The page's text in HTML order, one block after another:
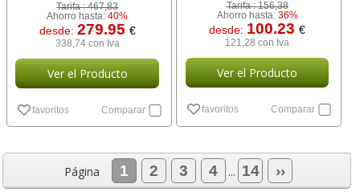
Tarifa :467,83
Ahorro hasta:40%
desde: 279.95 €
338,74 con Iva
Ver el Producto
favoritos Comparar
Tarifa :156,38
Ahorro hasta: 36%
desde: 100.23€
121,28 con Iva
Ver el Producto
favoritos Comparar
Página 1 2 3 4 ... 14 ››